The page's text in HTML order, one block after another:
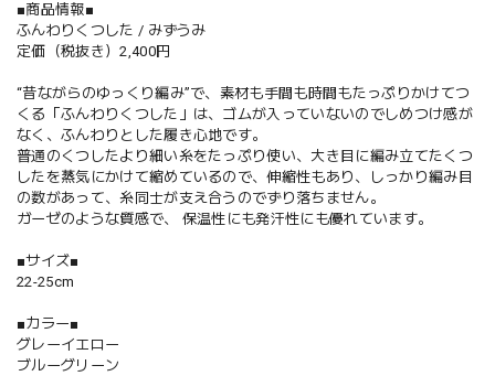
■商品情報■
ふんわりくつした / みずうみ
定価（税抜き）2,400円
“昔ながらのゆっくり編み”で、素材も手間も時間もたっぷりかけてつ
くる「ふんわりくつした」は、ゴムが入っていないのでしめつけ感が
なく、ふんわりとした履き心地です。
普通のくつしたより細い糸をたっぷり使い、大き目に編み立てたくつ
したを蒸気にかけて縮めているので、伸縮性もあり、しっかり編み目
の数があって、糸同士が支え合うのでずり落ちません。
ガーゼのような質感で、 保温性にも発汗性にも優れています。
■サイズ■
22-25cm
■カラー■
グレーイエロー
ブルーグリーン